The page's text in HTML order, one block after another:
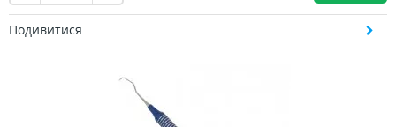
Подивитися